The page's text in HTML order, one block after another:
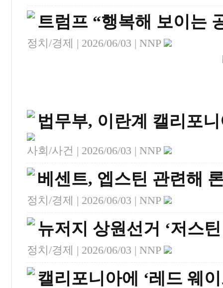
트럼프 “행복해 보이는
정치/경제 | 2026/06/03 | NNP
법무부, 이란계 캘리포
사회/사건 | 2026/06/03 | NNP
베센트, 엡스틴 관련해
정치/경제 | 2026/06/03 | NNP
뉴저지 상원선거 ‘저스
정치/경제 | 2026/06/03 | NNP
캘리포니아에 ‘레드 웨